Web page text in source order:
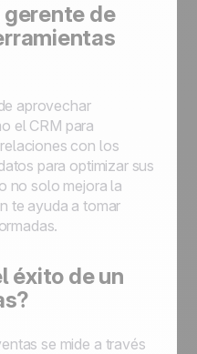
gerente de
aprovechar
el CRM para
con los
para optimizar sus
no solo mejora la
te ayuda a tomar
éxito de un
se mide a través